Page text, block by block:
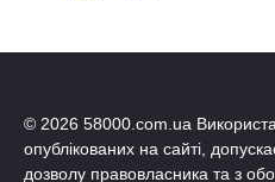
© 2026 58000.com.ua
опублікованих на сайті,
дозволу правовласника та з